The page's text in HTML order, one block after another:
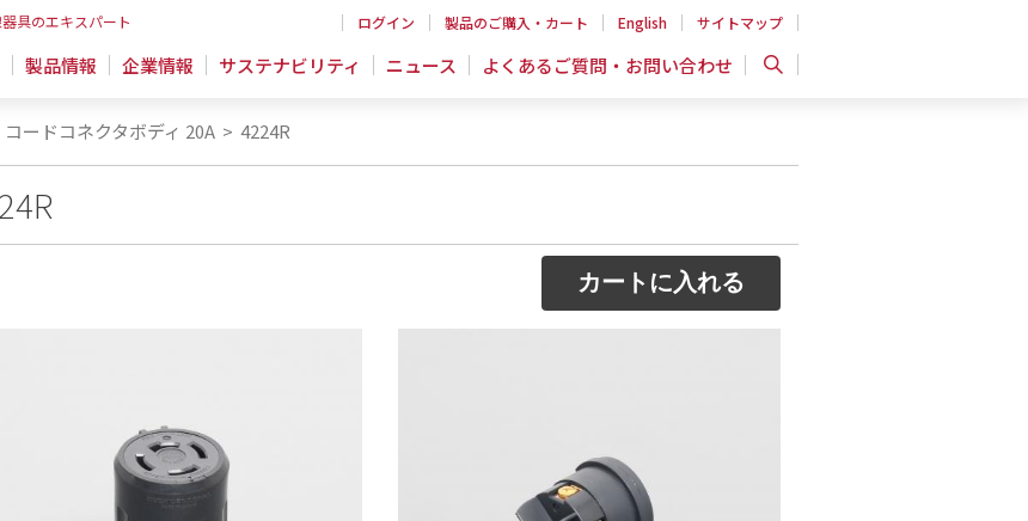
具のエキスパート ログイン 製品のご購入・カート English サイトマップ
製品情報 企業情報 サステナビリティ ニュース よくあるご質問・お問い合わせ
コードコネクタボディ 20A > 4224R